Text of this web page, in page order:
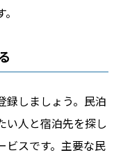
録しましょう。民泊
い人と宿泊先を探し
ビスです。主要な民